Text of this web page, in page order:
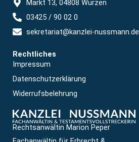
Markt 13, 04808 Wurzen
03425 / 90 02 0
sekretariat@kanzlei-nussmann.de
Rechtliches
Impressum
Datenschutzerklärung
Widerrufsbelehrung
Rechtsanwältin Marion Peper